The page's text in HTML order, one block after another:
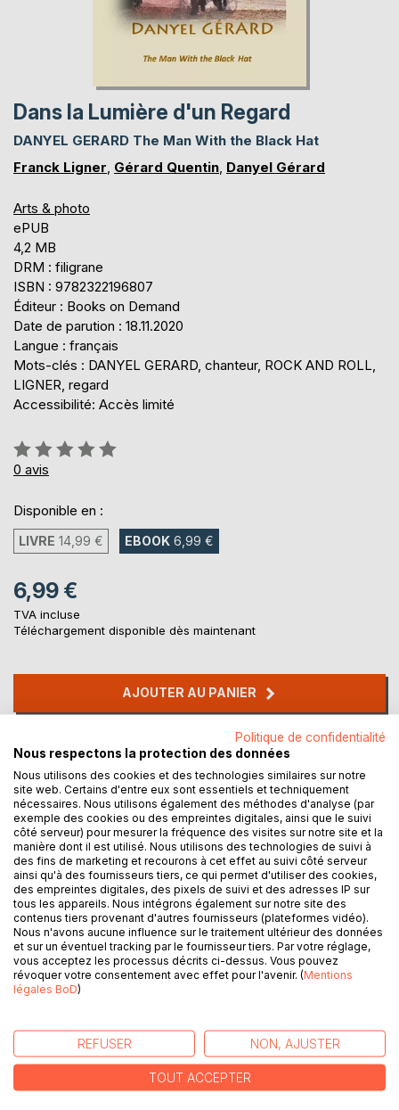
Dans la Lumière d'un Regard
DANYEL GERARD The Man With the Black Hat
Franck Ligner, Gérard Quentin, Danyel Gérard
Arts & photo
ePUB
4,2 MB
DRM : filigrane
ISBN : 9782322196807
Éditeur : Books on Demand
Date de parution : 18.11.2020
Langue : français
Mots-clés : DANYEL GERARD, chanteur, ROCK AND ROLL,
LIGNER, regard
Accessibilité: Accès limité
Évaluation:
0%
0 avis
Disponible en :
LIVRE 14,99 € EBOOK 6,99 €
6,99 €
TVA incluse
Téléchargement disponible dès maintenant
AJOUTER AU PANIER
Laisser un avis
DESCRIPTION
Les deux auteurs vous transportent dans l'univers atypique
de l'homme au chapeau noir, que certains connaissent
sous le nom de :
Loin d'une biographie, cet ouvrage vous fera découvrir la
dimension de l'homme, le parcours de l'artiste, les
blessures de la star. Une suite de vérités aucunement
romancées, et des constats parfois durs, vous permettront
Politique de confidentialité
Nous respectons la protection des données
Nous utilisons des cookies et des technologies similaires sur notre
site web. Certains d'entre eux sont essentiels et techniquement
nécessaires. Nous utilisons également des méthodes d'analyse (par
exemple des cookies ou des empreintes digitales, ainsi que le suivi
côté serveur) pour mesurer la fréquence des visites sur notre site et la
manière dont il est utilisé. Nous utilisons des technologies de suivi à
des fins de marketing et recourons à cet effet au suivi côté serveur
ainsi qu'à des fournisseurs tiers, ce qui permet d'utiliser des cookies,
des empreintes digitales, des pixels de suivi et des adresses IP sur
tous les appareils. Nous intégrons également sur notre site des
contenus tiers provenant d'autres fournisseurs (plateformes vidéo).
Nous n'avons aucune influence sur le traitement ultérieur des données
et sur un éventuel tracking par le fournisseur tiers. Par votre réglage,
vous acceptez les processus décrits ci-dessus. Vous pouvez
révoquer votre consentement avec effet pour l'avenir. (Mentions
légales BoD)
REFUSER NON, AJUSTER
TOUT ACCEPTER